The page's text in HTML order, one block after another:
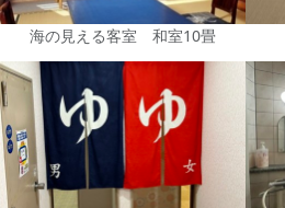
海の見える客室 和室10畳